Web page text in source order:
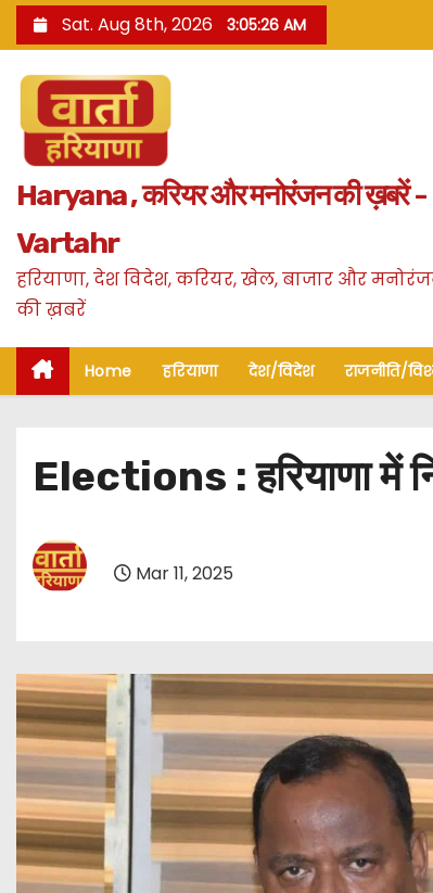
k
n
Sat. Aug 8th, 2026 3:05:28 AM
Haryana , करियर और मनोरंजन की ख़बरें -
Vartahr
हरियाणा, देश विदेश, करियर, खेल, बाजार और
की ख़बरें
Home हरियाणा देश/विदेश राजनीति/
Elections : हरियाणा में
Mar 11, 2025